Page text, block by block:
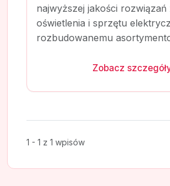
najwyższej jakości
oświetlenia i sprzętu
rozbudowanemu
Zobacz
1 - 1 z 1 wpisów